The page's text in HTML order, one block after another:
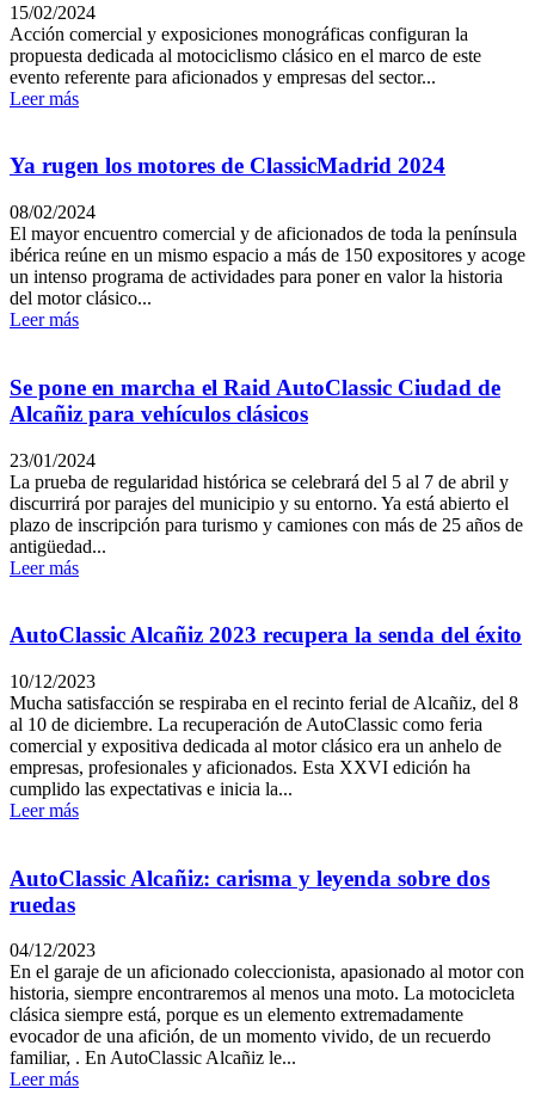
15/02/2024
Acción comercial y exposiciones monográficas configuran la
propuesta dedicada al motociclismo clásico en el marco de este
evento referente para aficionados y empresas del sector...
Leer más
Ya rugen los motores de ClassicMadrid 2024
08/02/2024
El mayor encuentro comercial y de aficionados de toda la península
ibérica reúne en un mismo espacio a más de 150 expositores y acoge
un intenso programa de actividades para poner en valor la historia
del motor clásico...
Leer más
Se pone en marcha el Raid AutoClassic Ciudad de
Alcañiz para vehículos clásicos
23/01/2024
La prueba de regularidad histórica se celebrará del 5 al 7 de abril y
discurrirá por parajes del municipio y su entorno. Ya está abierto el
plazo de inscripción para turismo y camiones con más de 25 años de
antigüedad...
Leer más
AutoClassic Alcañiz 2023 recupera la senda del éxito
10/12/2023
Mucha satisfacción se respiraba en el recinto ferial de Alcañiz, del 8
al 10 de diciembre. La recuperación de AutoClassic como feria
comercial y expositiva dedicada al motor clásico era un anhelo de
empresas, profesionales y aficionados. Esta XXVI edición ha
cumplido las expectativas e inicia la...
Leer más
AutoClassic Alcañiz: carisma y leyenda sobre dos
ruedas
04/12/2023
En el garaje de un aficionado coleccionista, apasionado al motor con
historia, siempre encontraremos al menos una moto. La motocicleta
clásica siempre está, porque es un elemento extremadamente
evocador de una afición, de un momento vivido, de un recuerdo
familiar, . En AutoClassic Alcañiz le...
Leer más